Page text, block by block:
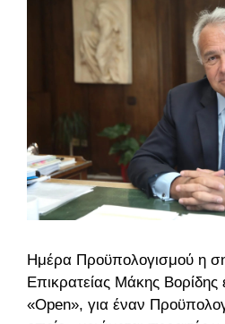
Ημέρα Προϋπολογισμού η
Επικρατείας Μάκης
«Open», για έναν